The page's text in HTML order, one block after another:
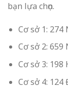
bạn lựa chọn.
Cơ sở 1:
Cơ sở 2:
Cơ sở 3:
Cơ sở 4: